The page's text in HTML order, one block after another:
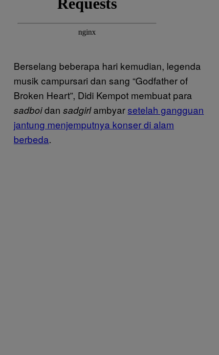
Berselang beberapa hari kemudian, legenda
musik campursari dan sang “Godfather of
Broken Heart”, Didi Kempot membuat para
sadboidan sadgirlambyarsetelah gangguan
jantung menjemputnya konser di alam
berbeda.